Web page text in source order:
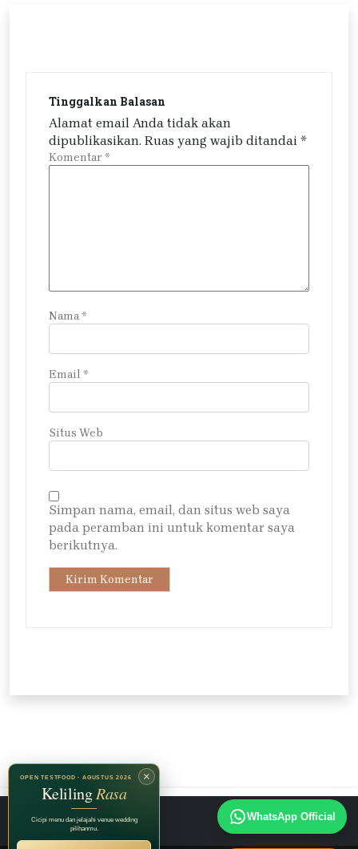
Tinggalkan Balasan
Alamat email Anda tidak akan
dipublikasikan. Ruas yang wajib ditandai *
Komentar *
Nama*
Email *
Situs Web
Simpan nama, email, dan situs web saya
pada peramban ini untuk komentar saya
berikutnya.
Instagram
TikTok
Facebook
×
OPEN TESTFOOD · AGUSTUS 2026
KelilingRasa
Cicipi menu dan jelajahi venue wedding
pilihanmu.
WhatsApp Official